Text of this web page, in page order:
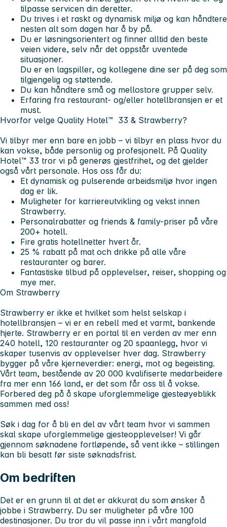
tilpasse servicen din deretter.
Du trives i et raskt og dynamisk miljø og kan håndtere
nesten alt som dagen har å by på.
Du er løsningsorientert og finner alltid den beste
veien videre, selv når det oppstår uventede
situasjoner.
Du er en lagspiller, og kollegene dine ser på deg som
tilgjengelig og støttende.
Du kan håndtere små og mellostore grupper selv.
Erfaring fra restaurant- og/eller hotellbransjen er et
must.
Hvorfor velge Quality Hotel™ 33 & Strawberry?
Vi tilbyr mer enn bare en jobb – vi tilbyr en plass hvor du
kan vokse, både personlig og profesjonelt. På Quality
Hotel™ 33 tror vi på generøs gjestfrihet, og det gjelder
også vårt personale. Hos oss får du:
Et dynamisk og pulserende arbeidsmiljø hvor ingen
dag er lik.
Muligheter for karriereutvikling og vekst innen
Strawberry.
Personalrabatter og friends & family-priser på våre
200+ hotell.
Fire gratis hotellnetter hvert år.
25 % rabatt på mat och drikke på alle våre
restauranter og barer.
Fantastiske tilbud på opplevelser, reiser, shopping og
mye mer.
Om Strawberry
Strawberry er ikke et hvilket som helst selskap i
hotellbransjen – vi er en rebell med et varmt, bankende
hjerte. Strawberry er en portal til en verden av mer enn
240 hotell, 120 restauranter og 20 spaanlegg, hvor vi
skaper tusenvis av opplevelser hver dag. Strawberry
bygger på våre kjerneverdier: energi, mot og begeisting.
Vårt team, bestående av 20 000 kvalifiserte medarbeidere
fra mer enn 166 land, er det som får oss til å vokse.
Forbered deg på å skape uforglemmelige gjesteøyeblikk
sammen med oss!
Søk i dag for å bli en del av vårt team hvor vi sammen
skal skape uforglemmelige gjesteopplevelser! Vi går
gjennom søknadene fortløpende, så vent ikke – stillingen
kan bli besatt før siste søknadsfrist.
Om bedriften
Det er en grunn til at det er akkurat du som ønsker å
jobbe i Strawberry. Du ser muligheter på våre 100
destinasjoner. Du tror du vil passe inn i vårt mangfold